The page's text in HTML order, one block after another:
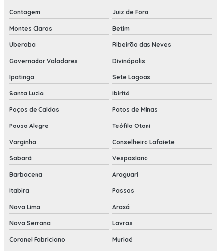
Contagem Juiz de Fora
Montes Claros Betim
Uberaba Ribeirão das Neves
Governador Valadares Divinópolis
Ipatinga Sete Lagoas
Santa Luzia Ibirité
Poços de Caldas Patos de Minas
Pouso Alegre Teófilo Otoni
Varginha Conselheiro Lafaiete
Sabará Vespasiano
Barbacena Araguari
Itabira Passos
Nova Lima Araxá
Nova Serrana Lavras
Coronel Fabriciano Muriaé